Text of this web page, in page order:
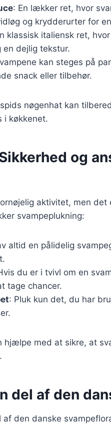
: En lækker ret, hvor
og krydderurter for
klassisk italiensk ret,
dejlig tekstur.
kan steges på
snack eller tilbehør.
nøgenhat kan
i køkkenet.
og
aktivitet, men det
svampeplukning:
altid en pålidelig
du er i tvivl om en
tage chancer.
: Pluk kun det, du har
hjælpe med at sikre, at
del af den
den danske